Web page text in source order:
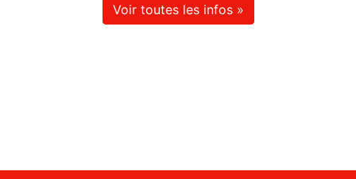
Voir toutes les infos »